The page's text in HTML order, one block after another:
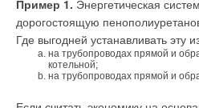
Пример 1. Энергетическая
дорогостоящую
Где выгодней устанавливать эту
на трубопроводах прямой и
котельной;
на трубопроводах прямой и
прокладке коммуникаций между
автоматически отслеживает всю
переходов, трубопроводы и
плодом фантазии или некоторого
соответствуют нормативной
теплоизоляции, межтрубных